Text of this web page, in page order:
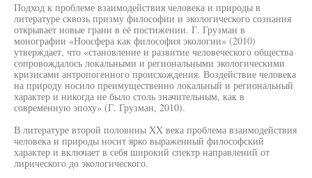
Подход к проблеме взаимодействия человека и природы в
литературе сквозь призму философии и экологического сознания
открывает новые грани в её постижении. Г. Грузман в
монографии «Ноосфера как философия экологии» (2010)
утверждает, что «становление и развитие человеческого общества
сопровождалось локальными и региональными экологическими
кризисами антропогенного происхождения. Воздействие человека
на природу носило преимущественно локальный и региональный
характер и никогда не было столь значительным, как в
современную эпоху» (Г. Грузман, 2010).
В литературе второй половины XX века проблема взаимодействия
человека и природы носит ярко выраженный философский
характер и включает в себя широкий спектр направлений от
лирического до экологического.